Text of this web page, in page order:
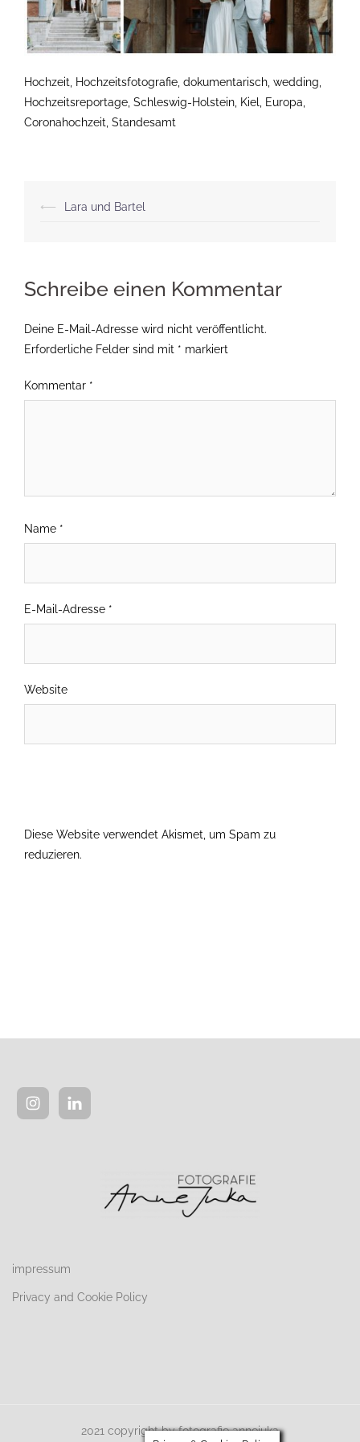
Hochzeit, Hochzeitsfotografie, dokumentarisch, wedding,
Hochzeitsreportage, Schleswig-Holstein, Kiel, Europa,
Coronahochzeit, Standesamt
Beitragsnavigation
⟵ Lara und Bartel
Schreibe einen Kommentar
Deine E-Mail-Adresse wird nicht veröffentlicht.
Erforderliche Felder sind mit * markiert
Kommentar *
Name *
E-Mail-Adresse *
Website
Diese Website verwendet Akismet, um Spam zu
reduzieren.
impressum
Privacy and Cookie Policy
2021 copyright by fotografie annejuka